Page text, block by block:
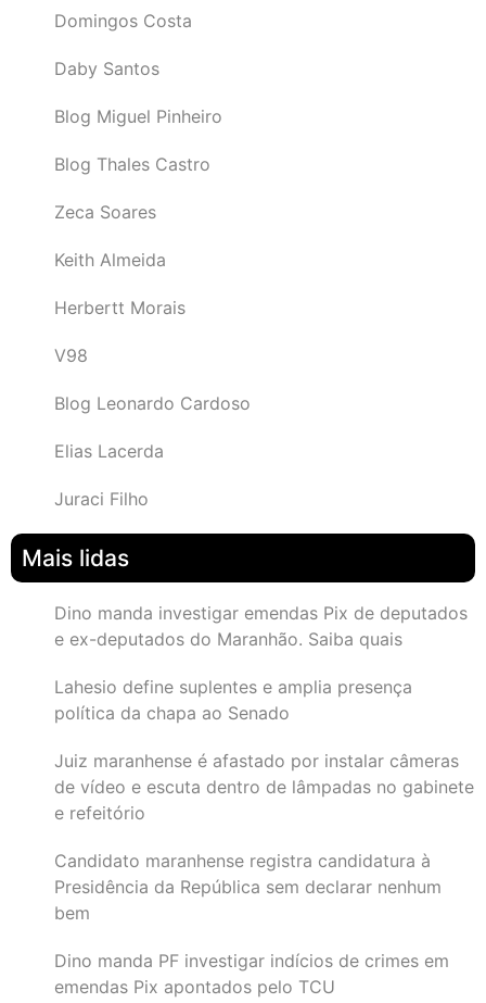
Domingos Costa
Daby Santos
Blog Miguel Pinheiro
Blog Thales Castro
Zeca Soares
Keith Almeida
Herbertt Morais
V98
Blog Leonardo Cardoso
Elias Lacerda
Juraci Filho
Mais lidas
Dino manda investigar emendas Pix de deputados
e ex-deputados do Maranhão. Saiba quais
Lahesio define suplentes e amplia presença
política da chapa ao Senado
Juiz maranhense é afastado por instalar câmeras
de vídeo e escuta dentro de lâmpadas no gabinete
e refeitório
Candidato maranhense registra candidatura à
Presidência da República sem declarar nenhum
bem
Dino manda PF investigar indícios de crimes em
emendas Pix apontados pelo TCU